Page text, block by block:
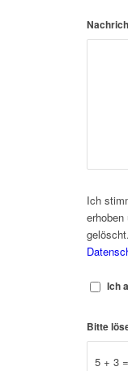
Ich
Ich
5 + 3
Bitte